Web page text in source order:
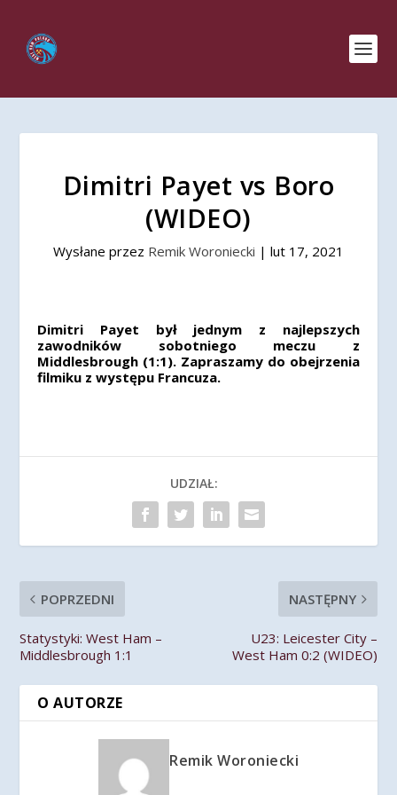
Dimitri Payet vs Boro
(WIDEO)
Wysłane przez Remik Woroniecki | lut 17, 2021
Dimitri Payet był jednym z najlepszych
zawodników sobotniego meczu z
Middlesbrough (1:1). Zapraszamy do obejrzenia
filmiku z występu Francuza.
UDZIAŁ:
POPRZEDNI
Statystyki: West Ham –
Middlesbrough 1:1
NASTĘPNY
U23: Leicester City –
West Ham 0:2 (WIDEO)
O AUTORZE
Remik Woroniecki